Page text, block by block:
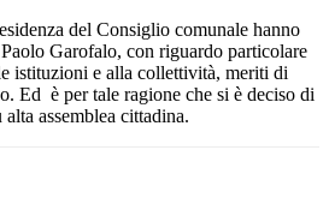
del Consiglio comunale hanno
Garofalo, con riguardo particolare
istituzioni e alla collettività, meriti di
Ed è per tale ragione che si è deciso di
assemblea cittadina.